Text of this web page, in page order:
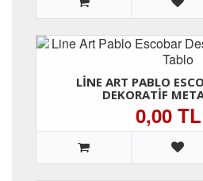
LINE ART PABLO
DEKORATIF
0,00 TL